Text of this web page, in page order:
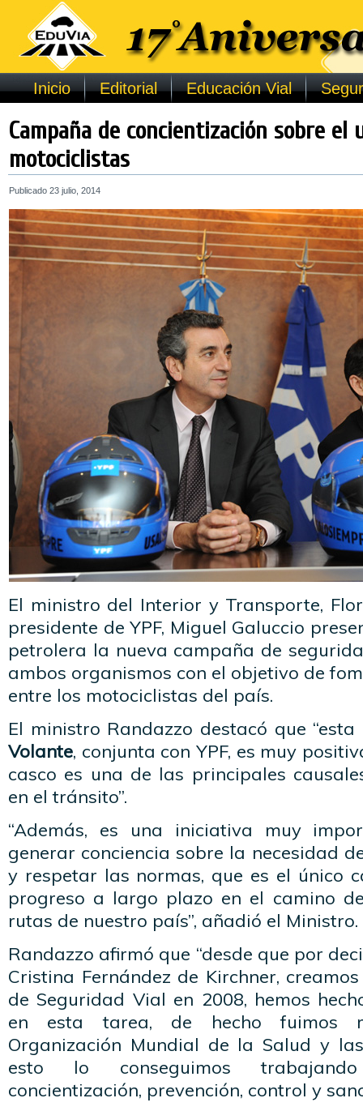
Inicio Editorial Educación Vial
Campaña de concientización sobre el
motociclistas
Publicado 23 julio, 2014
El ministro del Interior y Transporte,
presidente de YPF, Miguel Galuccio
petrolera la nueva campaña de
ambos organismos con el objetivo de
entre los motociclistas del país.
El ministro Randazzo destacó que
Volante, conjunta con YPF, es muy
casco es una de las principales
en el tránsito”.
“Además, es una iniciativa muy
generar conciencia sobre la necesidad
y respetar las normas, que es el único
progreso a largo plazo en el camino
rutas de nuestro país”, añadió el Ministro.
Randazzo afirmó que “desde que por
Cristina Fernández de Kirchner,
de Seguridad Vial en 2008, hemos
en esta tarea, de hecho fuimos
Organización Mundial de la Salud y
esto lo conseguimos
concientización, prevención, control y